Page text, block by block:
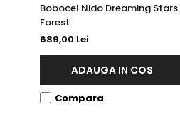
Bobocel Nido Dreaming Stars
Forest
689,00 Lei
ADAUGA IN COS
Compara